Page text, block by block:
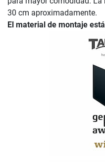
30 cm aproximadamente.
El material de montaje